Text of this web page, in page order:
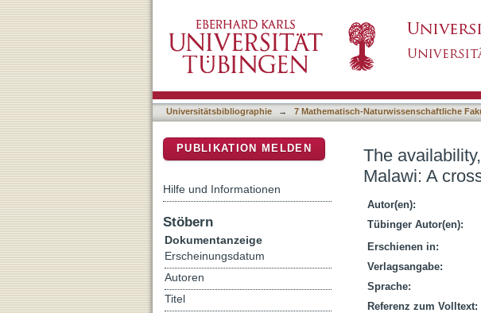
The availability, prices and affordability
Universitätsbibliographie → 7 Mathematisch-Naturwissenschaftliche
The
Malawi: A
Autor(en):
Tübinger Autor(en):
Erschienen in:
Verlagsangabe:
Sprache:
Referenz zum Volltext:
PUBLIKATION MELDEN
Hilfe und Informationen
Stöbern
Dokumentanzeige
Erscheinungsdatum
Autoren
Titel